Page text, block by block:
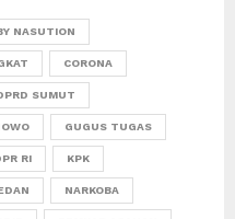
NASUTION
CORONA
SUMUT
GUGUS TUGAS
RI KPK
NARKOBA